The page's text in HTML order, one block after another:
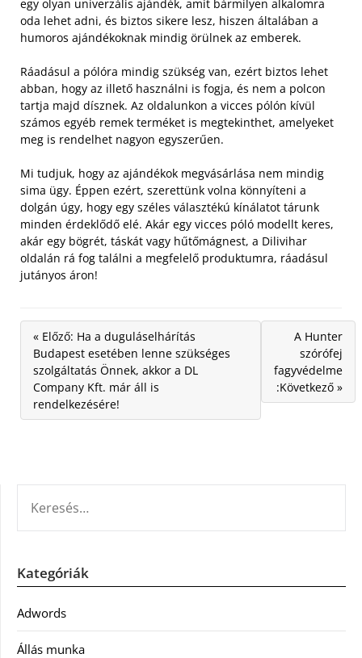
egy olyan univerzális ajándék, amit bármilyen alkalomra
oda lehet adni, és biztos sikere lesz, hiszen általában a
humoros ajándékoknak mindig örülnek az emberek.
Ráadásul a pólóra mindig szükség van, ezért biztos lehet
abban, hogy az illető használni is fogja, és nem a polcon
tartja majd dísznek. Az oldalunkon a vicces pólón kívül
számos egyéb remek terméket is megtekinthet, amelyeket
meg is rendelhet nagyon egyszerűen.
Mi tudjuk, hogy az ajándékok megvásárlása nem mindig
sima ügy. Éppen ezért, szerettünk volna könnyíteni a
dolgán úgy, hogy egy széles választékú kínálatot tárunk
minden érdeklődő elé. Akár egy vicces póló modellt keres,
akár egy bögrét, táskát vagy hűtőmágnest, a Dilivihar
oldalán rá fog találni a megfelelő produktumra, ráadásul
jutányos áron!
« Előző: Ha a duguláselhárítás
Budapest esetében lenne szükséges
szolgáltatás Önnek, akkor a DL
Company Kft. már áll is
rendelkezésére!
A Hunter
szórófej
fagyvédelme
:Következő »
Kategóriák
Adwords
Állás munka